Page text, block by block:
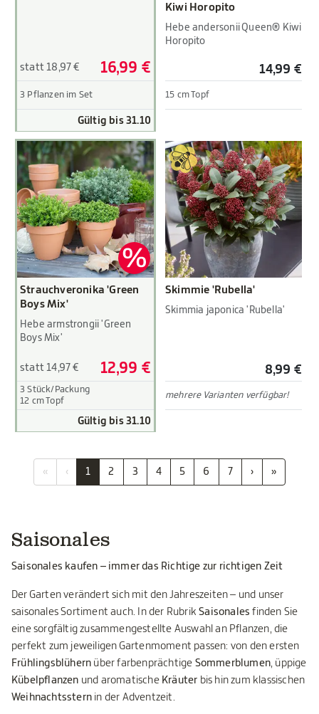
statt 18,97 € 16,99 €
3 Pflanzen im Set
Gültig bis 31.10
Kiwi Horopito
Hebe andersonii Queen® Kiwi
Horopito
14,99 €
15 cm Topf
Strauchveronika 'Green
Boys Mix'
Hebe armstrongii 'Green
Boys Mix'
statt 14,97 € 12,99 €
3 Stück/Packung
12 cm Topf
Gültig bis 31.10
Skimmie 'Rubella'
Skimmia japonica 'Rubella'
8,99 €
mehrere Varianten verfügbar!
« ‹ 1 2 3 4 5 6 7 › »
Saisonales
Saisonales kaufen – immer das Richtige zur richtigen Zeit
Der Garten verändert sich mit den Jahreszeiten – und unser
saisonales Sortiment auch. In der RubrikSaisonales finden Sie
eine sorgfältig zusammengestellte Auswahl an Pflanzen, die
perfekt zum jeweiligen Gartenmoment passen: von den ersten
Frühlingsblühern über farbenprächtige Sommerblumen, üppige
Kübelpflanzen und aromatische Kräuter bis hin zum klassischen
Weihnachtsstern in der Adventzeit.